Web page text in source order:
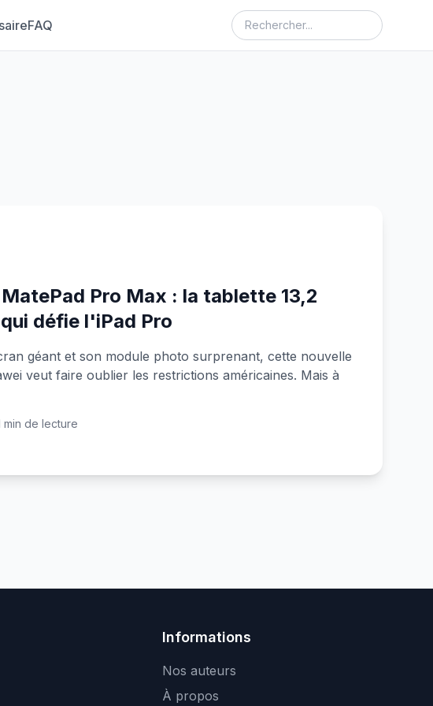
FAQ
Pro Max : la tablette 13,2
défie l'iPad Pro
géant et son module photo surprenant, cette nouvelle
veut faire oublier les restrictions américaines. Mais à
min de lecture
Informations
Nos auteurs
À propos